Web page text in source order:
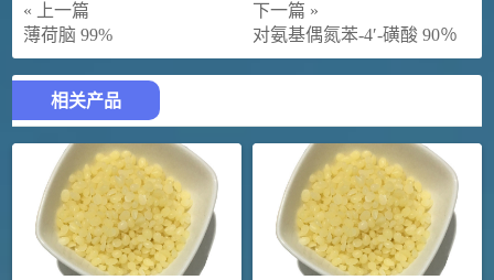
« 上一篇
薄荷脑 99%
下一篇 »
对氨基偶氮苯-4′-磺酸 90％
相关产品